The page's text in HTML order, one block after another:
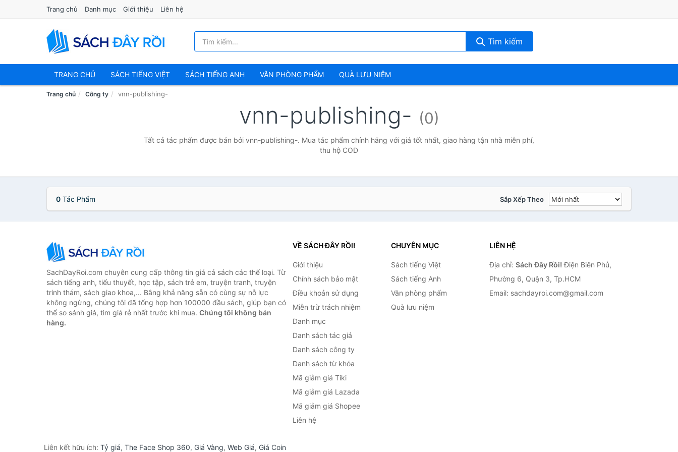
Trang chủ Danh mục Giới thiệu Liên hệ
Tìm kiếm
TRANG CHỦ SÁCH TIẾNG VIỆT SÁCH TIẾNG ANH VĂN PHÒNG PHẨM QUÀ LƯU NIỆM
Trang chủ Công ty vnn-publishing-
vnn-publishing- (0)
Tất cả tác phẩm được bán bởi vnn-publishing-. Mua tác phẩm chính hãng với giá tốt nhất, giao hàng tận nhà miễn phí,
thu hộ COD
0 Tác Phẩm Sắp Xếp Theo
SachDayRoi.com chuyên cung cấp thông tin giá cả sách các thể loại. Từ
sách tiếng anh, tiểu thuyết, học tập, sách trẻ em, truyện tranh, truyện
trinh thám, sách giao khoa,... Bằng khả năng sẵn có cùng sự nỗ lực
không ngừng, chúng tôi đã tổng hợp hơn 100000 đầu sách, giúp bạn có
thể so sánh giá, tìm giá rẻ nhất trước khi mua. Chúng tôi không bán
hàng.
VỀ SÁCH ĐÂY RỒI!
Giới thiệu
Chính sách bảo mật
Điều khoản sử dụng
Miễn trừ trách nhiệm
Danh mục
Danh sách tác giả
Danh sách công ty
Danh sách từ khóa
Mã giảm giá Tiki
Mã giảm giá Lazada
Mã giảm giá Shopee
Liên hệ
CHUYÊN MỤC
Sách tiếng Việt
Sách tiếng Anh
Văn phòng phẩm
Quà lưu niệm
LIÊN HỆ
Địa chỉ: Sách Đây Rồi! Điện Biên Phủ,
Phường 6, Quận 3, Tp.HCM
Email: sachdayroi.com@gmail.com
Liên kết hữu ích: Tỷ giá, The Face Shop 360, Giá Vàng, Web Giá, Giá Coin